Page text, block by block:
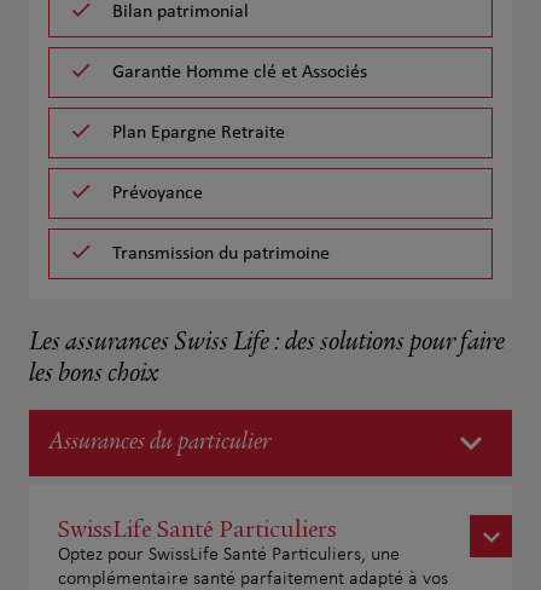
Bilan patrimonial
Garantie Homme clé et Associés
Plan Epargne Retraite
Prévoyance
Transmission du patrimoine
Les assurances Swiss Life : des solutions pour faire
les bons choix
Assurances du particulier
SwissLife Santé Particuliers
Optez pour SwissLife Santé Particuliers, une
complémentaire santé parfaitement adapté à vos